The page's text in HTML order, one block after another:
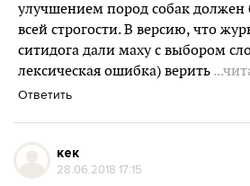
улучшением пород собак должен
всей строгости. В версию, что
ситидога дали маху с выбором
лексическая ошибка) верить
Ответить
кек
28.06.2018 17:15